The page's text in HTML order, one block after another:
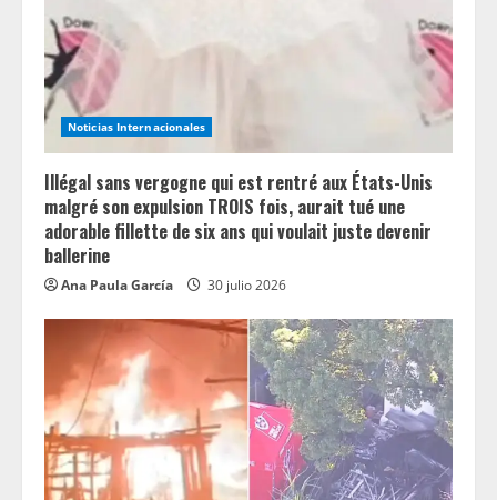
i
n
g Noticias Internacionales
Illégal sans vergogne qui est rentré aux États-Unis
malgré son expulsion TROIS fois, aurait tué une
adorable fillette de six ans qui voulait juste devenir
ballerine
Ana Paula García 30 julio 2026